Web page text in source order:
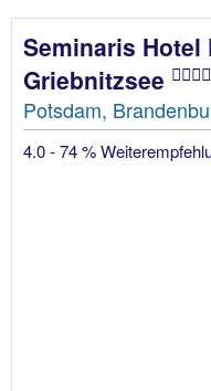
Seminaris Hotel
Griebnitzsee
Potsdam,
4.0 - 74 %